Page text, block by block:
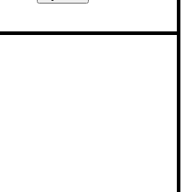
Ширина: 196 см